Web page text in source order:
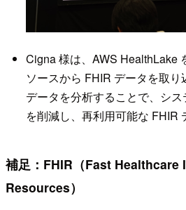
Cigna 様は、AWS HealthLake
ソースから FHIR データを取
データを分析することで、シ
を削減し、再利用可能な FHIR
補足：FHIR（Fast
Resources）